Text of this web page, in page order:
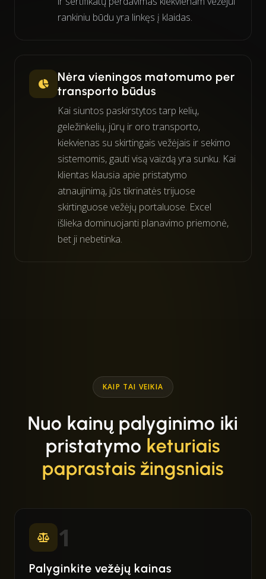
rankiniu būdu yra linkęs į klaidas.
Nėra vieningos matomumo per
transporto būdus
Kai siuntos paskirstytos tarp kelių,
geležinkelių, jūrų ir oro transporto,
kiekvienas su skirtingais vežėjais ir sekimo
sistemomis, gauti visą vaizdą yra sunku. Kai
klientas klausia apie pristatymo
atnaujinimą, jūs tikrinatės trijuose
skirtinguose vežėjų portaluose. Excel
išlieka dominuojanti planavimo priemonė,
bet ji nebetinka.
KAIP TAI VEIKIA
Nuo kainų palyginimo iki
pristatymo keturiais
paprastais žingsniais
1
Palyginkite vežėjų kainas